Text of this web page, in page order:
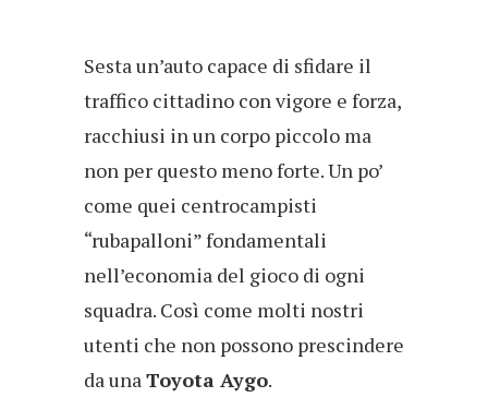
Sesta un’auto capace di sfidare il
traffico cittadino con vigore e forza,
racchiusi in un corpo piccolo ma
non per questo meno forte. Un po’
come quei centrocampisti
“rubapalloni” fondamentali
nell’economia del gioco di ogni
squadra. Così come molti nostri
utenti che non possono prescindere
da una Toyota Aygo.